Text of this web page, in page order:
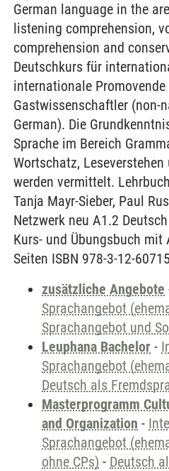
German language in the
listening comprehension,
comprehension and
Deutschkurs für
internationale
Gastwissenschaftler (non-
German). Die
Sprache im Bereich
Wortschatz,
werden vermittelt.
Tanja Mayr-Sieber, Paul
Netzwerk neu A1.2
Kurs- und Übungsbuch
Seiten ISBN 978-3-12-
zusätzliche Angebote
Sprachangebot
Sprachangebot und
Leuphana Bachelor -
Sprachangebot
Deutsch als
Masterprogramm
and Organization -
Sprachangebot
ohne CPs) - Deutsch